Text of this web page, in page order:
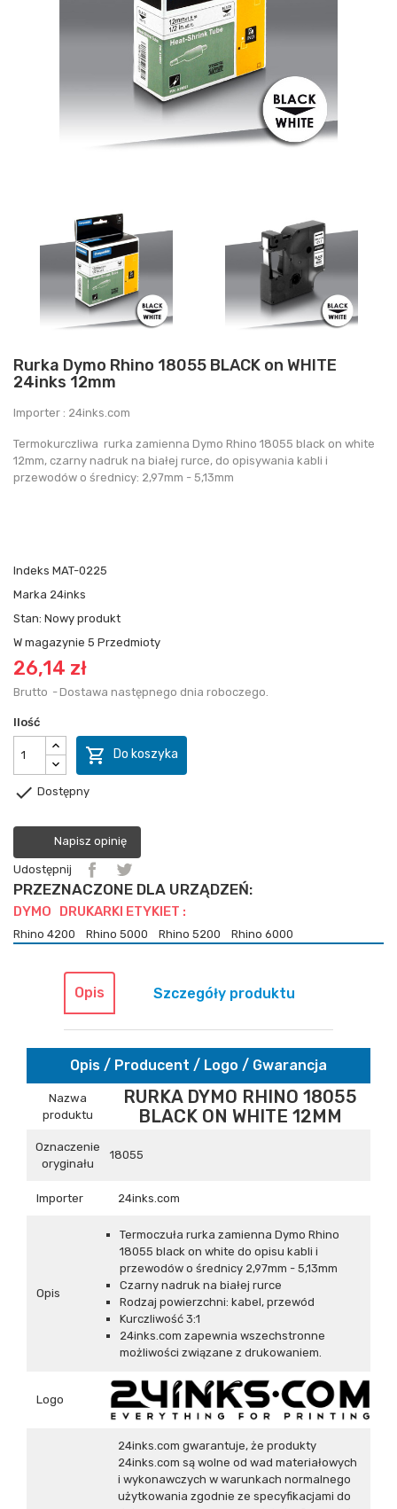
Rurka Dymo Rhino 18055 BLACK on WHITE
24inks 12mm
Importer : 24inks.com
Termokurczliwa rurka zamienna Dymo Rhino 18055 black on white
12mm, czarny nadruk na białej rurce, do opisywania kabli i
przewodów o średnicy: 2,97mm - 5,13mm
Indeks MAT-0225
Marka 24inks
Stan: Nowy produkt
W magazynie 5 Przedmioty
26,14 zł
Brutto Dostawa następnego dnia roboczego.
Ilość
 Do koszyka
 Dostępny
Napisz opinię
Udostępnij
PRZEZNACZONE DLA URZĄDZEŃ:
DYMO DRUKARKI ETYKIET :
Rhino 4200 Rhino 5000 Rhino 5200 Rhino 6000
Opis Szczegóły produktu
Opis / Producent / Logo / Gwarancja
Nazwa
produktu
RURKA DYMO RHINO 18055
BLACK ON WHITE 12MM
Oznaczenie
oryginału
18055
Importer 24inks.com
Opis
Termoczuła rurka zamienna Dymo Rhino
18055 black on white do opisu kabli i
przewodów o średnicy 2,97mm - 5,13mm
Czarny nadruk na białej rurce
Rodzaj powierzchni: kabel, przewód
Kurczliwość 3:1
24inks.com zapewnia wszechstronne
możliwości związane z drukowaniem.
Logo
24inks.com gwarantuje, że produkty
24inks.com są wolne od wad materiałowych
i wykonawczych w warunkach normalnego
użytkowania zgodnie ze specyfikacjami do